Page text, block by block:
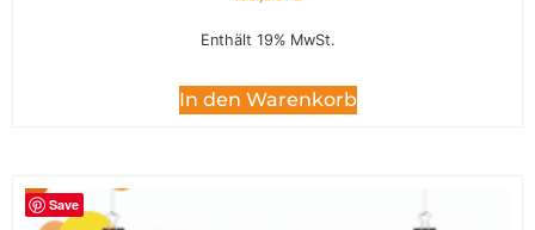
Enthält 19% MwSt.
In den Warenkorb
Save